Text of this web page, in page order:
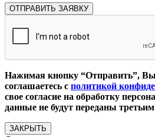
Нажимая кнопку “Отправить”,
соглашаетесь с политикой
свое согласие на обработку
данные не будут переданы
ЗАКРЫТЬ